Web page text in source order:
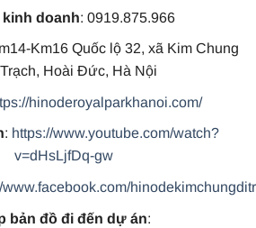
doanh: 0919.875.966
Km16 Quốc lộ 32, xã Kim Chung
Hoài Đức, Hà Nội
hinoderoyalparkhanoi.com/
: https://www.youtube.com/watch?
v=dHsLjfDq-gw
www.facebook.com/
bản đồ đi đến dự án: